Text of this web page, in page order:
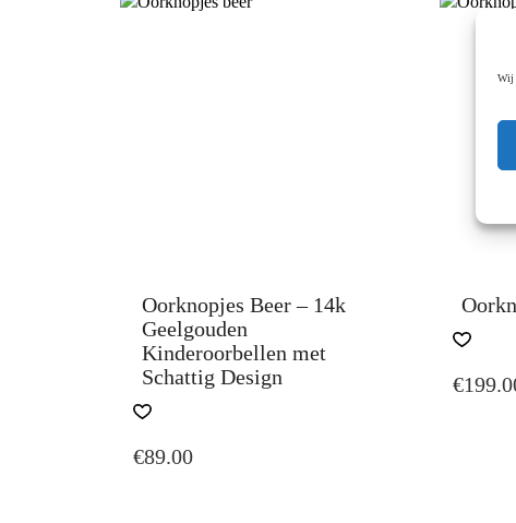
Wij
Oorknopjes Beer – 14k
Geelgouden
Kinderoorbellen met
Schattig Design
€89.00
€